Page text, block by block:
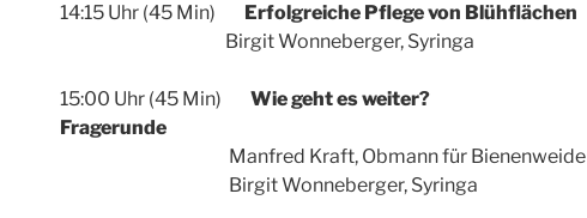
14:15 Uhr (45 Min) Erfolgreiche Pflege von Blühflächen
Birgit Wonneberger, Syringa
15:00 Uhr (45 Min) Wie geht es weiter?
Fragerunde
Manfred Kraft, Obmann für Bienenweide
Birgit Wonneberger, Syringa